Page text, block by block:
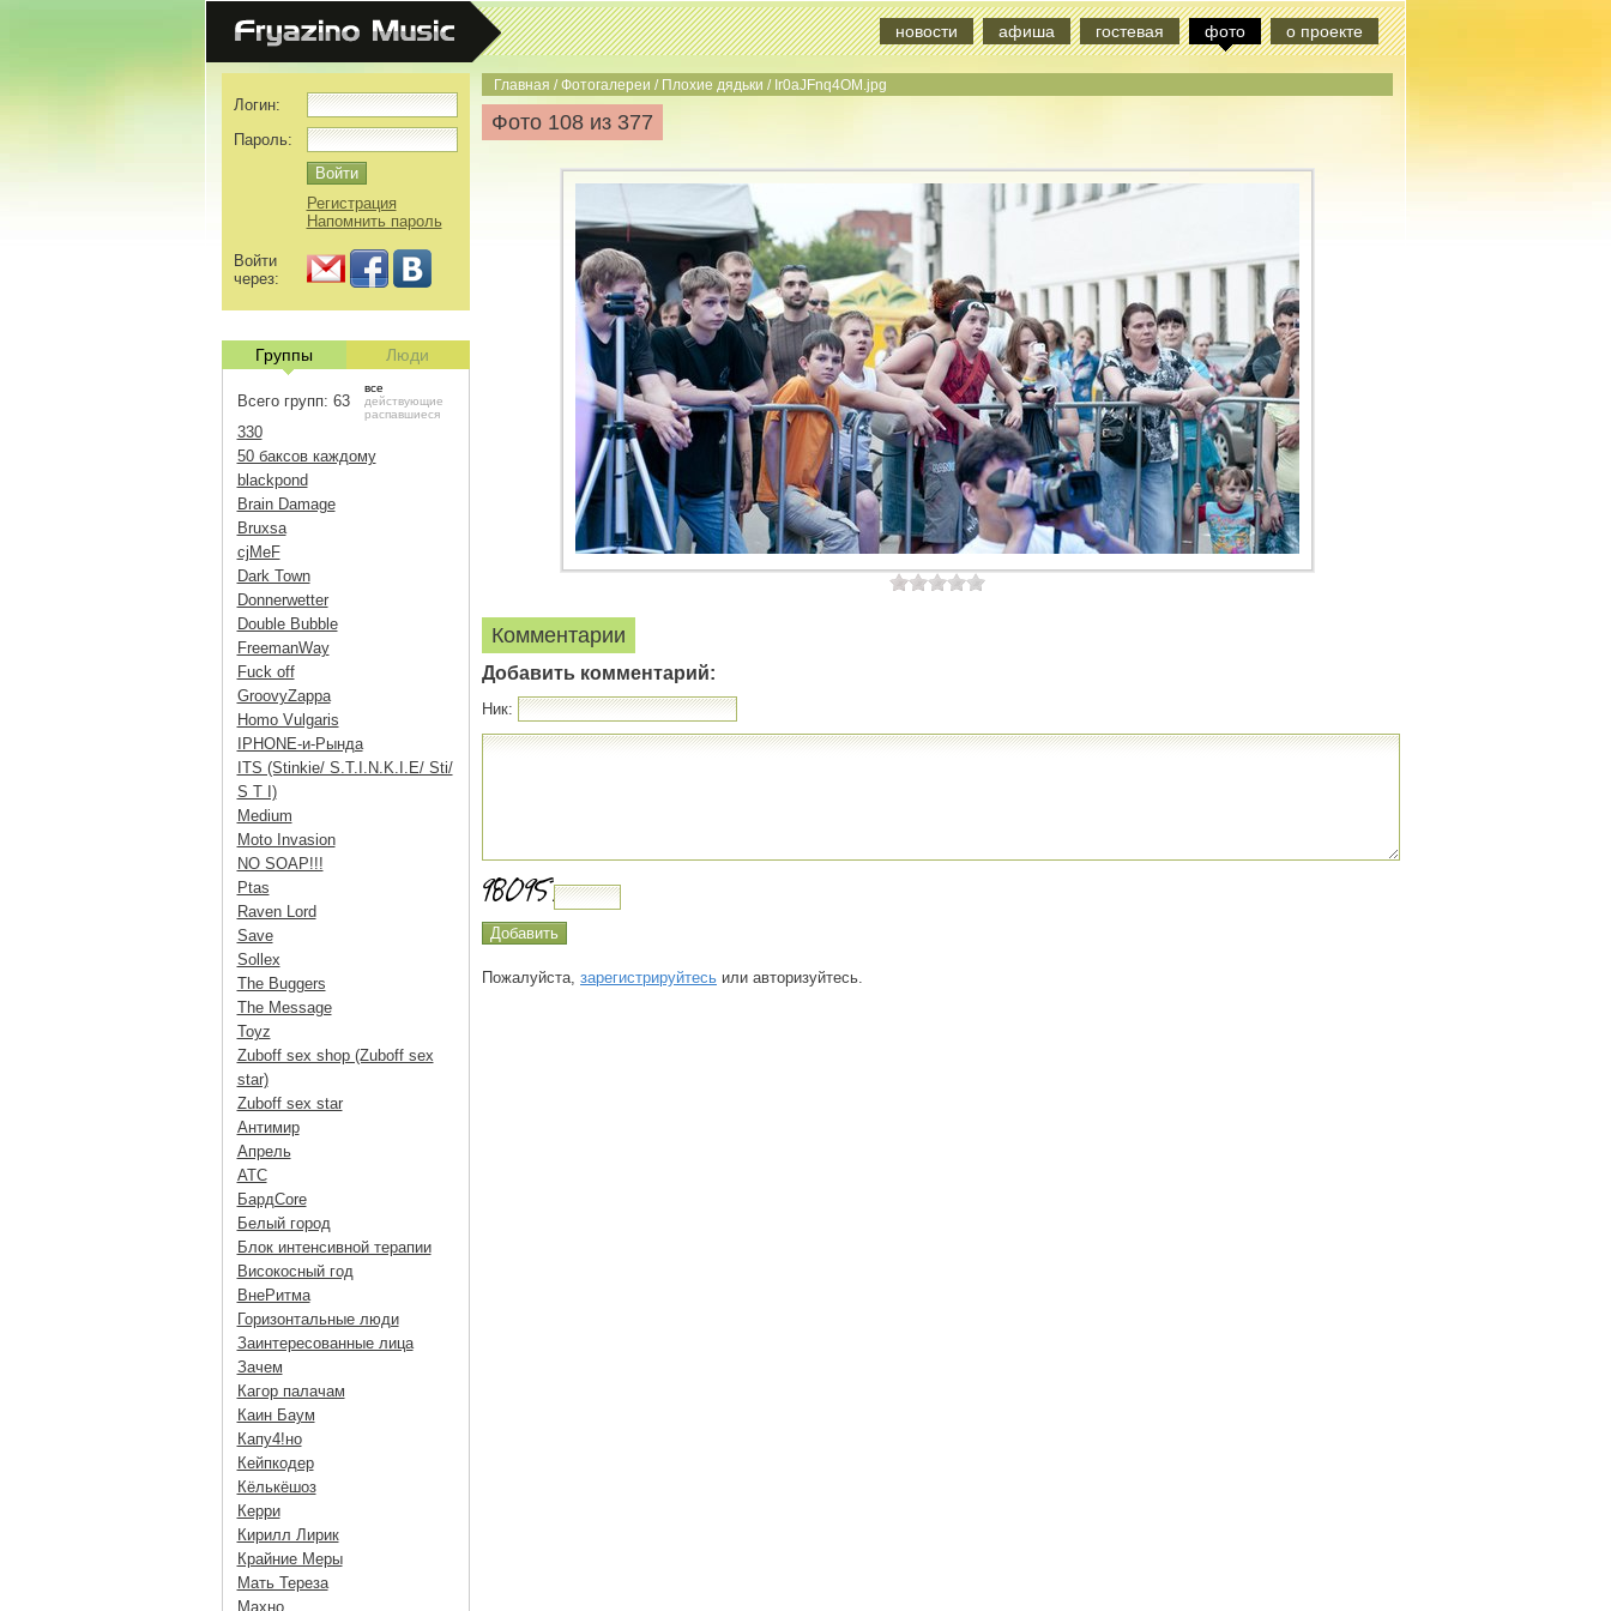
новости афиша гостевая фото о проекте
Главная /Фотогалереи / Плохие дядьки / Ir0aJFnq4OM.jpg
Фото 108 из 377
Комментарии
Добавить комментарий:
Ник:
Пожалуйста, зарегистрируйтесь или авторизуйтесь.
Логин:
Пароль:
Регистрация
Напомнить пароль
Войти
через:
Группы Люди
Всего групп: 63
все
действующие
распавшиеся
330
50 баксов каждому
blackpond
Brain Damage
Bruxsa
cjMeF
Dark Town
Donnerwetter
Double Bubble
FreemanWay
Fuck off
GroovyZappa
Homo Vulgaris
IPHONE-и-Рында
ITS (Stinkie/ S.T.I.N.K.I.E/ Sti/
S T I)
Medium
Moto Invasion
NO SOAP!!!
Ptas
Raven Lord
Save
Sollex
The Buggers
The Message
Toyz
Zuboff sex shop (Zuboff sex
star)
Zuboff sex star
Антимир
Апрель
АТС
БардCore
Белый город
Блок интенсивной терапии
Високосный год
ВнеРитма
Горизонтальные люди
Заинтересованные лица
Зачем
Кагор палачам
Каин Баум
Капу4!но
Кейпкодер
Кёлькёшоз
Керри
Кирилл Лирик
Крайние Меры
Мать Тереза
Махно